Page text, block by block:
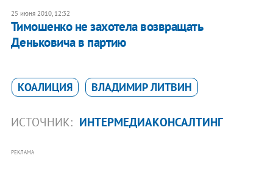
25 июня 2010, 12:32
Тимошенко не захотела возвращать
Деньковича в партию
КОАЛИЦИЯ ВЛАДИМИР ЛИТВИН
ИСТОЧНИК: ИНТЕРМЕДИАКОНСАЛТИНГ
РЕКЛАМА